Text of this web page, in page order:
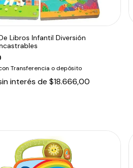
Libros Infantil Diversión
Transferencia o depósito
interés de $18.666,00